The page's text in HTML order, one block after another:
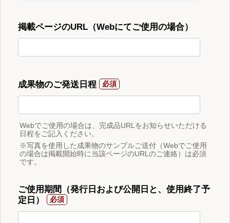
掲載ページのURL（Webにてご使用の場合）
成果物のご発送日程
Webでご使用の場合は、完成品URLをお知らせいただける
日程をご記入ください。
※写真を使用した成果物のサンプルご送付（Webでご使用
の場合は掲載開始時に当該ページのURLのご連絡）は必須
です。
ご使用期間（発行日および公開日と、使用終了予
定日）